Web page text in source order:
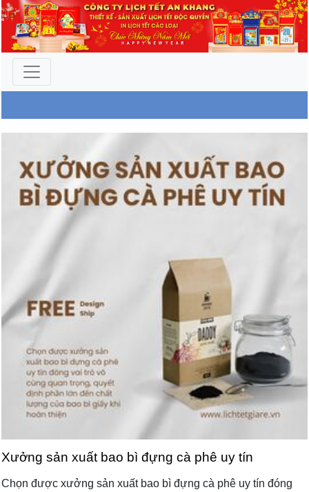
Tin tức
Xưởng sản xuất bao bì đựng cà phê uy tín
Chọn được xưởng sản xuất bao bì đựng cà phê uy tín đóng